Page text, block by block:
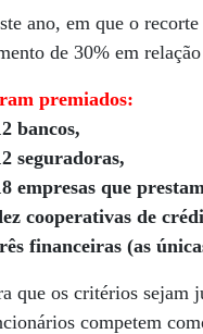
ano, em que o
de 30% em
premiados:
bancos,
seguradoras,
empresas que
cooperativas de
financeiras (as
que os critérios sejam
competem